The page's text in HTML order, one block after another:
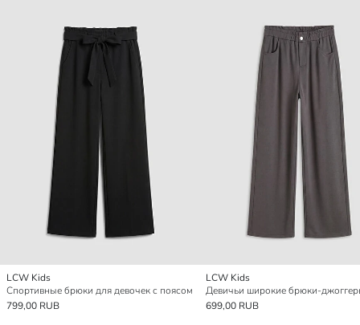
LCW Kids
Спортивные брюки для девочек с поясом
799,00 RUB
LCW Kids
Девичьи широкие брюки-
699,00 RUB